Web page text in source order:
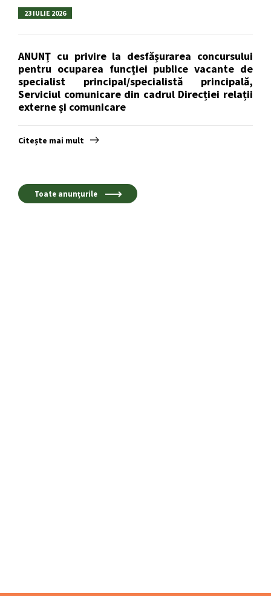
23 IULIE 2026
ANUNȚ cu privire la desfășurarea concursului
pentru ocuparea funcției publice vacante de
specialist principal/specialistă principală,
Serviciul comunicare din cadrul Direcției relații
externe și comunicare
Citește mai mult
Toate anunțurile